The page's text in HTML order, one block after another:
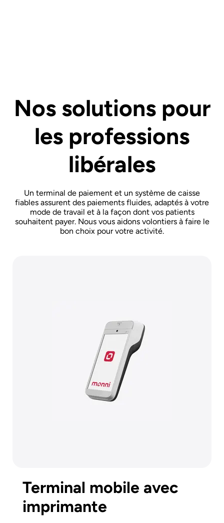
Nos solutions pour
les professions
libérales
Un terminal de paiement et un système de caisse
fiables assurent des paiements fluides, adaptés à votre
mode de travail et à la façon dont vos patients
souhaitent payer. Nous vous aidons volontiers à faire le
bon choix pour votre activité.
Terminal mobile avec
imprimante